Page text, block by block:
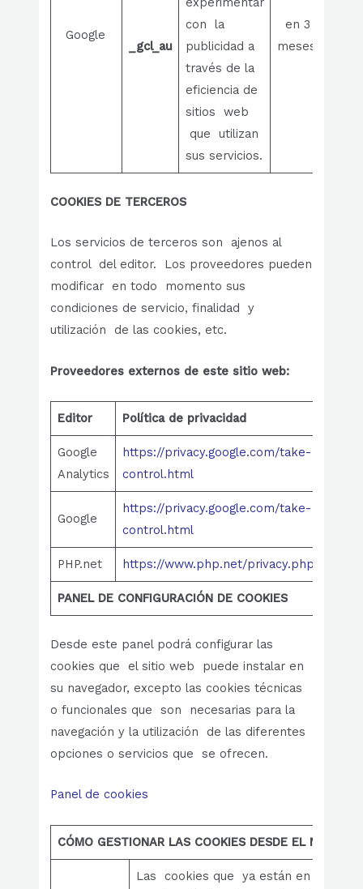
Google
_gcl_au
con la
publicidad a
través de la
eficiencia de
sitios web
que utilizan
sus servicios.
en 3
meses
COOKIES DE TERCEROS
Los servicios de terceros son ajenos al
control del editor. Los proveedores pueden
modificar en todo momento sus
condiciones de servicio, finalidad y
utilización de las cookies, etc.
Proveedores externos de este sitio web:
Editor Política de privacidad
Google
Analytics
https://privacy.google.com/take-
control.html
Google
https://privacy.google.com/take-
control.html
PHP.net https://www.php.net/privacy.php
PANEL DE CONFIGURACIÓN DE COOKIES
Desde este panel podrá configurar las
cookies que el sitio web puede instalar en
su navegador, excepto las cookies técnicas
o funcionales que son necesarias para la
navegación y la utilización de las diferentes
opciones o servicios que se ofrecen.
Panel de cookies
CÓMO GESTIONAR LAS COOKIES DESDE EL
Las cookies que ya están en un